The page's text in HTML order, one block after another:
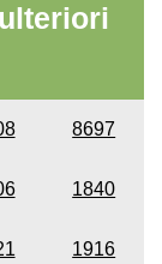
8697
1840
1916